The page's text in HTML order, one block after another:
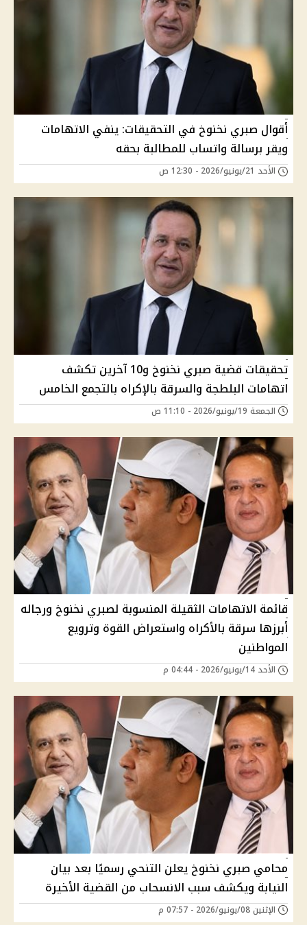
أقوال صبري نخنوخ في التحقيقات: ينفي الاتهامات
ويقر برسالة واتساب للمطالبة بحقه
الأحد 21/يونيو/2026 - 12:30 ص
تحقيقات قضية صبري نخنوخ و10 آخرين تكشف
اتهامات البلطجة والسرقة بالإكراه بالتجمع الخامس
الجمعة 19/يونيو/2026 - 11:10 ص
قائمة الاتهامات الثقيلة المنسوبة لصبري نخنوخ ورجاله
أبرزها سرقة بالأكراه واستعراض القوة وترويع
المواطنين
الأحد 14/يونيو/2026 - 04:44 م
محامي صبري نخنوخ يعلن التنحي رسميًا بعد بيان
النيابة ويكشف سبب الانسحاب من القضية الأخيرة
الإثنين 08/يونيو/2026 - 07:57 م